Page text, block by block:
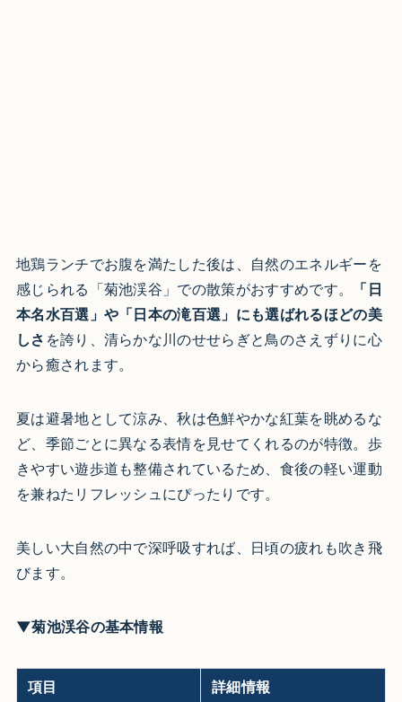
地鶏ランチでお腹を満たした後は、自然のエネルギーを
感じられる「菊池渓谷」での散策がおすすめです。
「日
本名水百選」や「日本の滝百選」にも選ばれるほどの美
しさ を誇り、清らかな川のせせらぎと鳥のさえずりに心
から癒されます。
夏は避暑地として涼み、秋は色鮮やかな紅葉を眺めるな
ど、季節ごとに異なる表情を見せてくれるのが特徴。歩
きやすい遊歩道も整備されているため、食後の軽い運動
を兼ねたリフレッシュにぴったりです。
美しい大自然の中で深呼吸すれば、日頃の疲れも吹き飛
びます。
▼菊池渓谷の基本情報
項目 詳細情報